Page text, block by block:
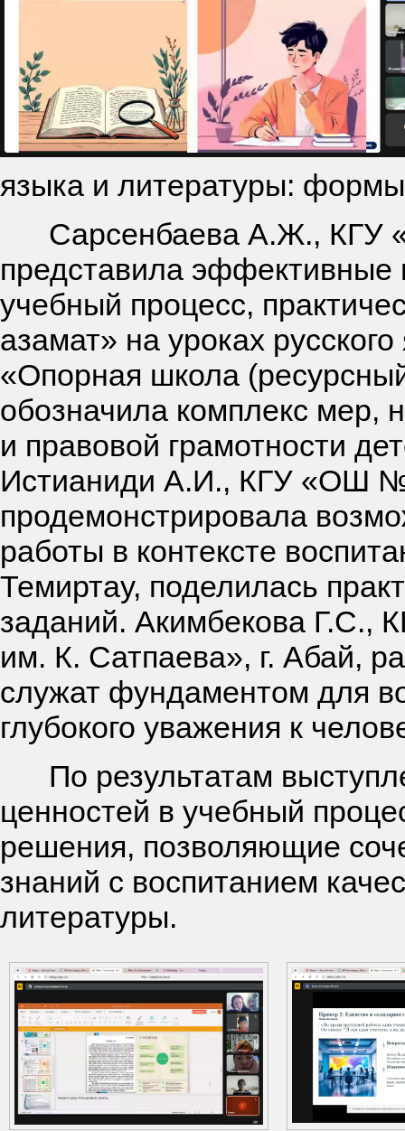
языка и литературы:
Сарсенбаева А.Ж., КГУ
представила эффективные
учебный процесс,
азамат» на уроках
«Опорная школа
обозначила комплекс мер,
и правовой грамотности
Истианиди А.И., КГУ «ОШ №
продемонстрировала
работы в контексте
Темиртау, поделилась
заданий. Акимбекова Г.С.,
им. К. Сатпаева», г. Абай,
служат фундаментом для
глубокого уважения к
По результатам
ценностей в учебный
решения, позволяющие
знаний с воспитанием
литературы.